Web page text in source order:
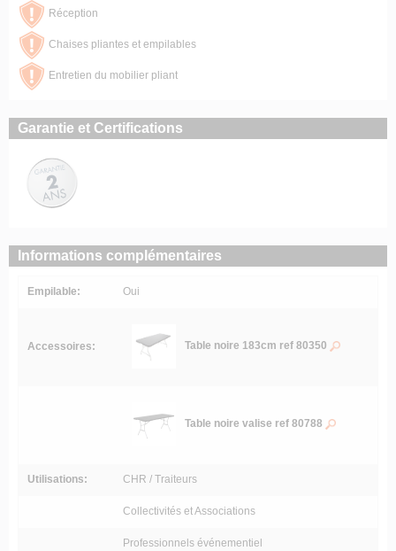
Réception
Chaises pliantes et empilables
Entretien du mobilier pliant
Garantie et Certifications
Informations complémentaires
Empilable: Oui
Accessoires: Table noire 183cm ref 80350
Table noire valise ref 80788
Utilisations: CHR / Traiteurs
Collectivités et Associations
Professionnels événementiel